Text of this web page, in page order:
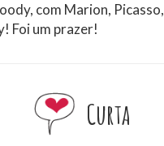
com Marion, Picasso,
Foi um prazer!
Curta